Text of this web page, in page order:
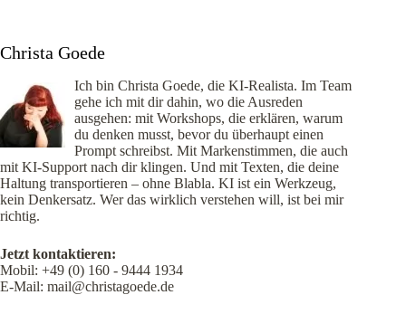
Christa Goede
Ich bin Christa Goede, die KI-Realista. Im Team
gehe ich mit dir dahin, wo die Ausreden
ausgehen: mit Workshops, die erklären, warum
du denken musst, bevor du überhaupt einen
Prompt schreibst. Mit Markenstimmen, die auch
mit KI-Support nach dir klingen. Und mit Texten, die deine
Haltung transportieren – ohne Blabla. KI ist ein Werkzeug,
kein Denkersatz. Wer das wirklich verstehen will, ist bei mir
richtig.
Jetzt kontaktieren:
Mobil: +49 (0) 160 - 9444 1934
E-Mail: mail@christagoede.de